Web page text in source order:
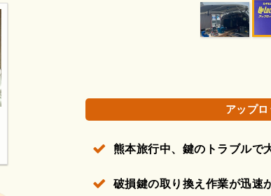
アップ
熊本旅行中、鍵のトラブルで
破損鍵の取り換え作業が迅速